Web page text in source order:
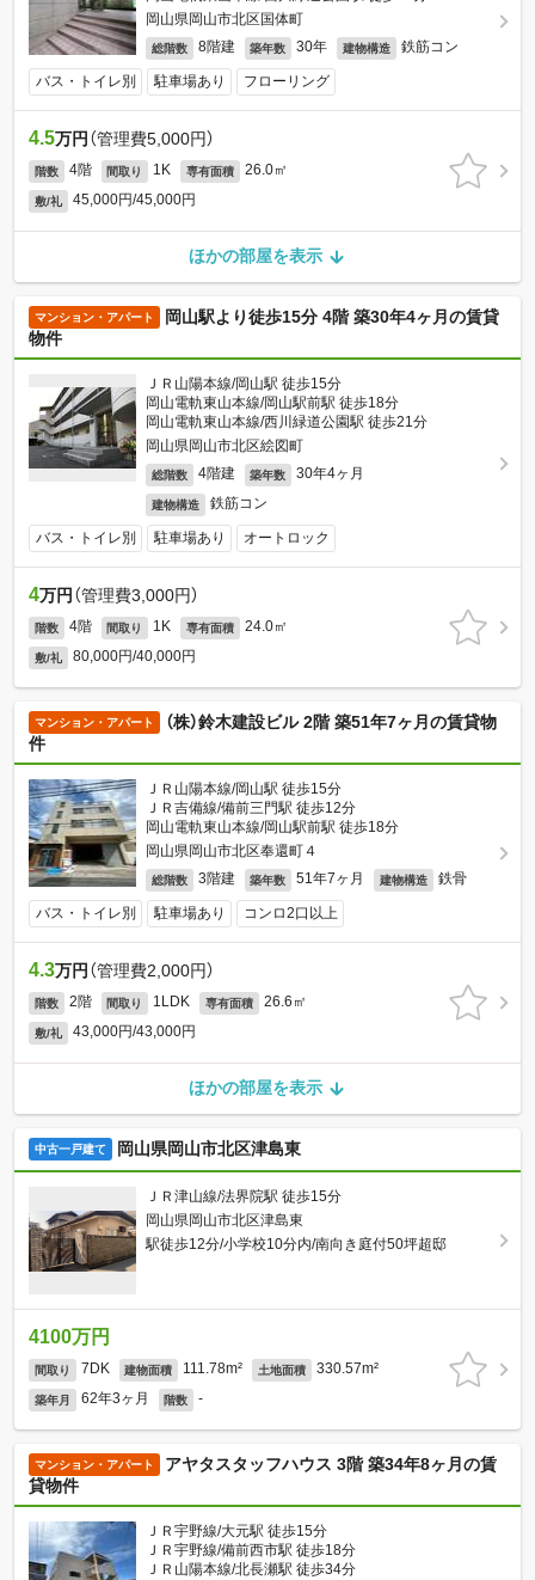
岡山県岡山市北区国体町
総階数 8階建 築年数 30年 建物構造 鉄筋コン
バス・トイレ別 駐車場あり フローリング
4.5万円 （管理費5,000円）
階数 4階 間取り 1K 専有面積 26.0㎡
敷/礼 45,000円/45,000円
ほかの部屋を表示
マンション・アパート
岡山駅より徒歩15分 4階 築30年4ヶ月の賃貸
物件
ＪＲ山陽本線/岡山駅 徒歩15分
岡山電軌東山本線/岡山駅前駅 徒歩18分
岡山電軌東山本線/西川緑道公園駅 徒歩21分
岡山県岡山市北区絵図町
総階数 4階建 築年数 30年4ヶ月
建物構造 鉄筋コン
バス・トイレ別 駐車場あり オートロック
4万円 （管理費3,000円）
階数 4階 間取り 1K 専有面積 24.0㎡
敷/礼 80,000円/40,000円
マンション・アパート
（株）鈴木建設ビル 2階 築51年7ヶ月の賃貸物
件
ＪＲ山陽本線/岡山駅 徒歩15分
ＪＲ吉備線/備前三門駅 徒歩12分
岡山電軌東山本線/岡山駅前駅 徒歩18分
岡山県岡山市北区奉還町４
総階数 3階建 築年数 51年7ヶ月 建物構造 鉄骨
バス・トイレ別 駐車場あり コンロ2口以上
4.3万円 （管理費2,000円）
階数 2階 間取り 1LDK 専有面積 26.6㎡
敷/礼 43,000円/43,000円
ほかの部屋を表示
中古一戸建て 岡山県岡山市北区津島東
ＪＲ津山線/法界院駅 徒歩15分
岡山県岡山市北区津島東
駅徒歩12分/小学校10分内/南向き庭付50坪超邸
4100万円
間取り 7DK 建物面積 111.78m² 土地面積 330.57m²
築年月 62年3ヶ月 階数 -
マンション・アパート
アヤタスタッフハウス 3階 築34年8ヶ月の賃
貸物件
ＪＲ宇野線/大元駅 徒歩15分
ＪＲ宇野線/備前西市駅 徒歩18分
ＪＲ山陽本線/北長瀬駅 徒歩34分